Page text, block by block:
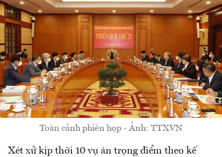
Toàn cảnh phiên họp - Ảnh: TTXVN
Xét xử kịp thời 10 vụ án trọng điểm theo kế